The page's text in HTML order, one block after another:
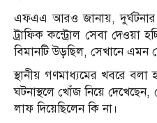
এফএএ আরও জানায়,
ট্রাফিক কন্ট্রোল সেবা দেওয়া
বিমানটি উড়ছিল, সেখানে
স্থানীয় গণমাধ্যমের খবরে বলা
ঘটনাস্থলে খোঁজ নিয়ে
লাফ দিয়েছিলেন কি না।